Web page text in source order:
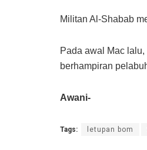
Militan Al-Shabab
Pada awal Mac
berhampiran
Awani-
Tags: letupan bom